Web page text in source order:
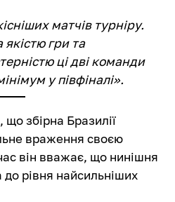
матчів турніру.
гри та
ці дві команди
у півфіналі».
збірна Бразилії
враження своєю
він вважає, що нинішня
рівня найсильніших